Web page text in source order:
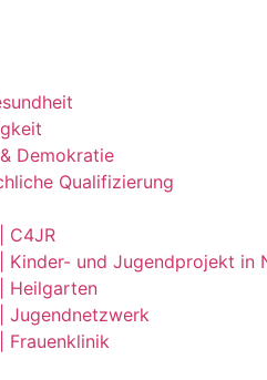
Demokratie
Qualifizierung
C4JR
Kinder- und Jugendprojekt in
Heilgarten
Jugendnetzwerk
Frauenklinik